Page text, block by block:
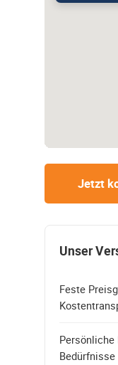
Jetzt
Unser
Feste
Persönliche